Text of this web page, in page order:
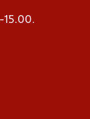
15.00.